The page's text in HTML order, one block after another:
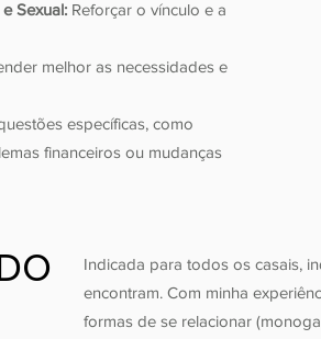
Sexual: Reforçar o vínculo e a
melhor as necessidades e
específicas, como
financeiros ou mudanças
Indicada para todos os casais,
encontram. Com minha
formas de se relacionar